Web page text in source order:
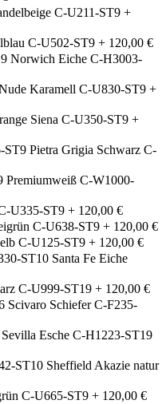
C-U211-ST9 +
C-U502-ST9 + 120,00 €
Norwich Eiche C-H3003-
Karamell C-U830-ST9 +
Siena C-U350-ST9 +
Pietra Grigia Schwarz C-
Premiumweiß C-W1000-
U335-ST9 + 120,00 €
C-U638-ST9 + 120,00 €
C-U125-ST9 + 120,00 €
Santa Fe Eiche
C-U999-ST19 + 120,00 €
Scivaro Schiefer C-F235-
Sevilla Esche C-H1223-ST19
Sheffield Akazie natur
C-U665-ST9 + 120,00 €